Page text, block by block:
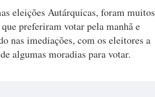
eleições Autárquicas, foram muitos
preferiram votar pela manhã e
nas imediações, com os eleitores a
algumas moradias para votar.